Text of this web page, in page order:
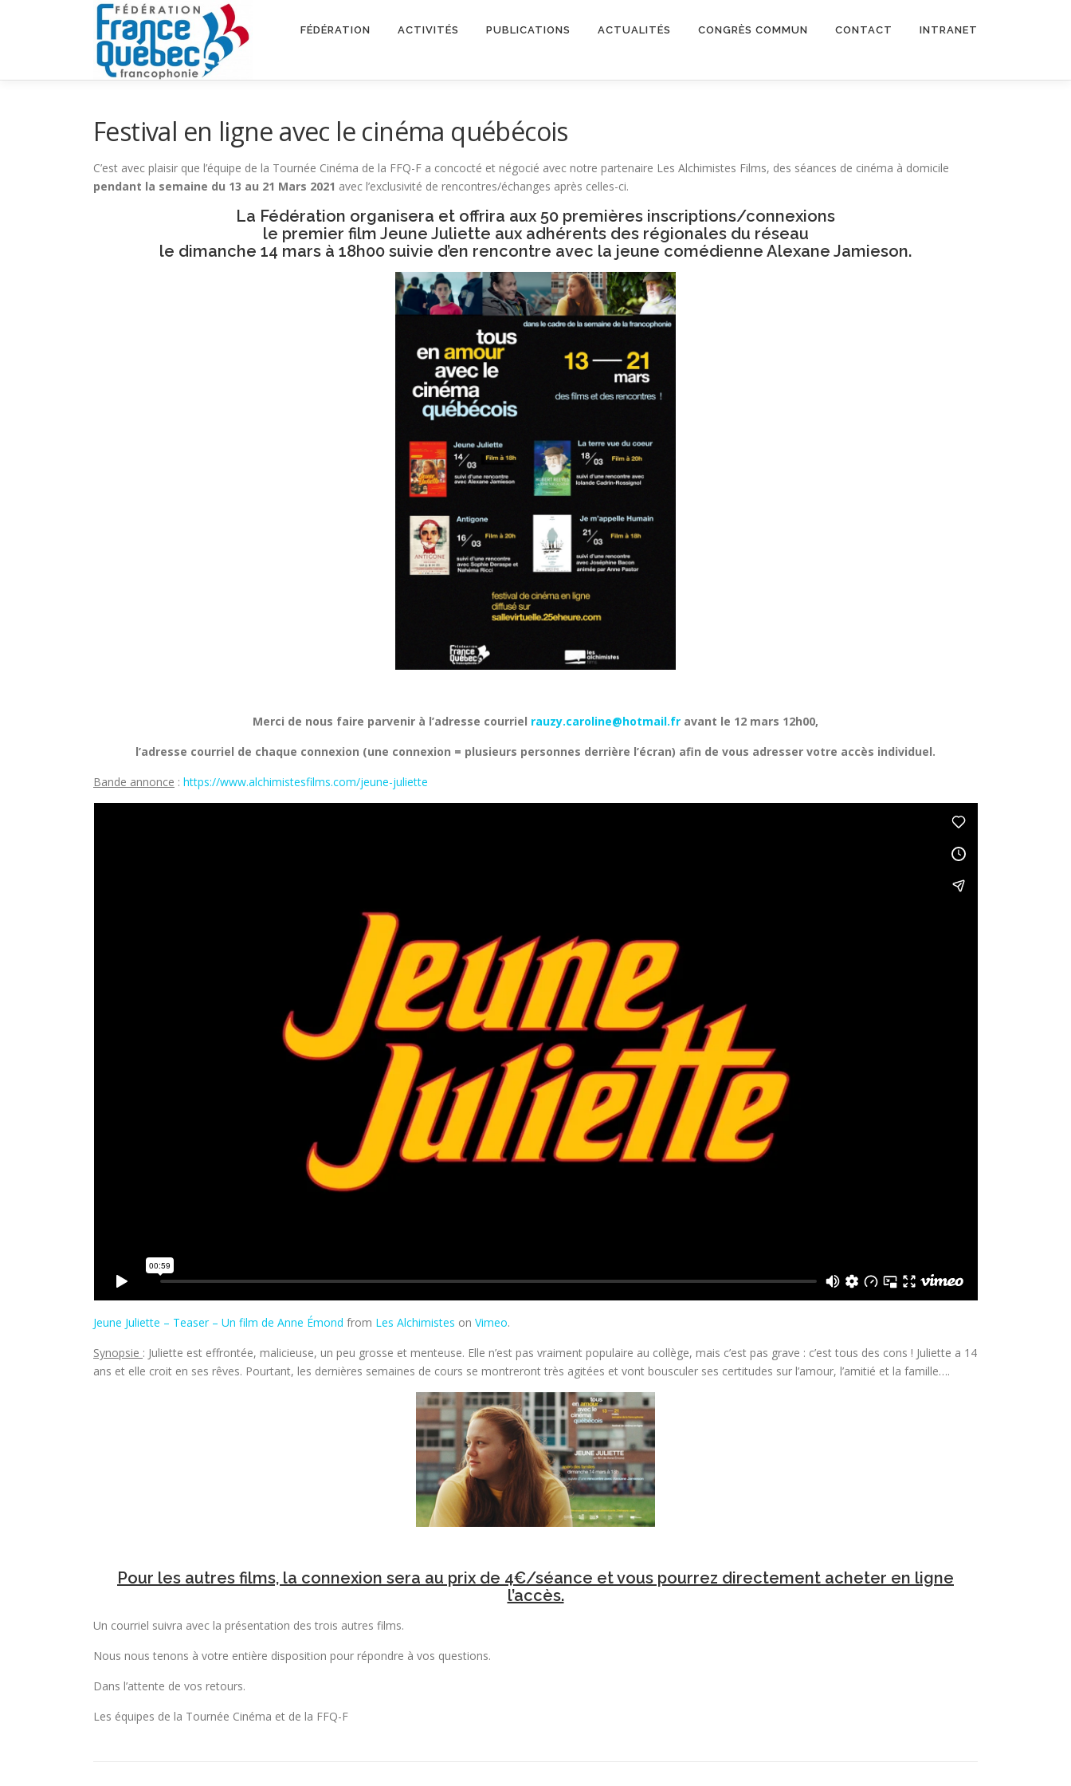
FÉDÉRATION ACTIVITÉS PUBLICATIONS ACTUALITÉS CONGRÈS COMMUN CONTACT INTRANET
Festival en ligne avec le cinéma québécois
C’est avec plaisir que l’équipe de la Tournée Cinéma de la FFQ-F a concocté et négocié avec notre partenaire Les Alchimistes Films, des séances de cinéma à domicile
pendant la semaine du 13 au 21 Mars 2021 avec l’exclusivité de rencontres/échanges après celles-ci.
La Fédération organisera et offrira aux 50 premières inscriptions/connexions
le premier film Jeune Juliette aux adhérents des régionales du réseau
le dimanche 14 mars à 18h00 suivie d’en rencontre avec la jeune comédienne Alexane Jamieson.
Merci de nous faire parvenir à l’adresse courriel rauzy.caroline@hotmail.fr avant le 12 mars 12h00,
l’adresse courriel de chaque connexion (une connexion = plusieurs personnes derrière l’écran) afin de vous adresser votre accès individuel.
Bande annonce : https://www.alchimistesfilms.com/jeune-juliette
Jeune Juliette – Teaser – Un film de Anne Émond from Les Alchimistes on Vimeo.
Synopsie : Juliette est effrontée, malicieuse, un peu grosse et menteuse. Elle n’est pas vraiment populaire au collège, mais c’est pas grave : c’est tous des cons ! Juliette a 14
ans et elle croit en ses rêves. Pourtant, les dernières semaines de cours se montreront très agitées et vont bousculer ses certitudes sur l’amour, l’amitié et la famille….
Pour les autres films, la connexion sera au prix de 4€/séance et vous pourrez directement acheter en ligne
l’accès.
Un courriel suivra avec la présentation des trois autres films.
Nous nous tenons à votre entière disposition pour répondre à vos questions.
Dans l’attente de vos retours.
Les équipes de la Tournée Cinéma et de la FFQ-F